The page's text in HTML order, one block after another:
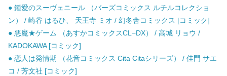
● 鍾愛のスーヴェニール （バーズコミックス ルチルコレクショ
ン） / 崎谷 はるひ、 天王寺 ミオ / 幻冬舎コミックス [コミック]
● 悪魔★ゲーム （あすかコミックスCL−DX） / 高城 リョウ /
KADOKAWA [コミック]
● 恋人は発情期 （花音コミックス Cita Citaシリーズ） / 佳門 サエ
コ / 芳文社 [コミック]